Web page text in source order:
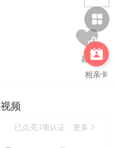


相亲卡
视频
已点亮3项认证 更多